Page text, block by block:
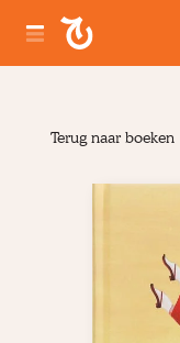
Terug naar boeken